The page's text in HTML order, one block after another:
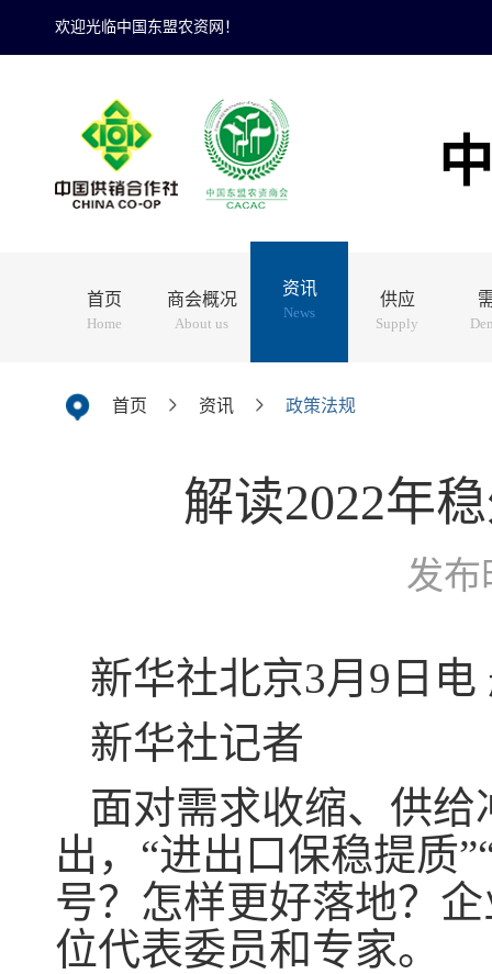
欢迎光临中国东盟农资网！
首页
Home
商会概况
About us
资讯
News
供应
Supply
首页 资讯 政策法规
解读2022年
发
新华社北京3月9日
新华社记者
面对需求收缩、供
出，“进出口保稳提质
号？怎样更好落地？
位代表委员和专家。